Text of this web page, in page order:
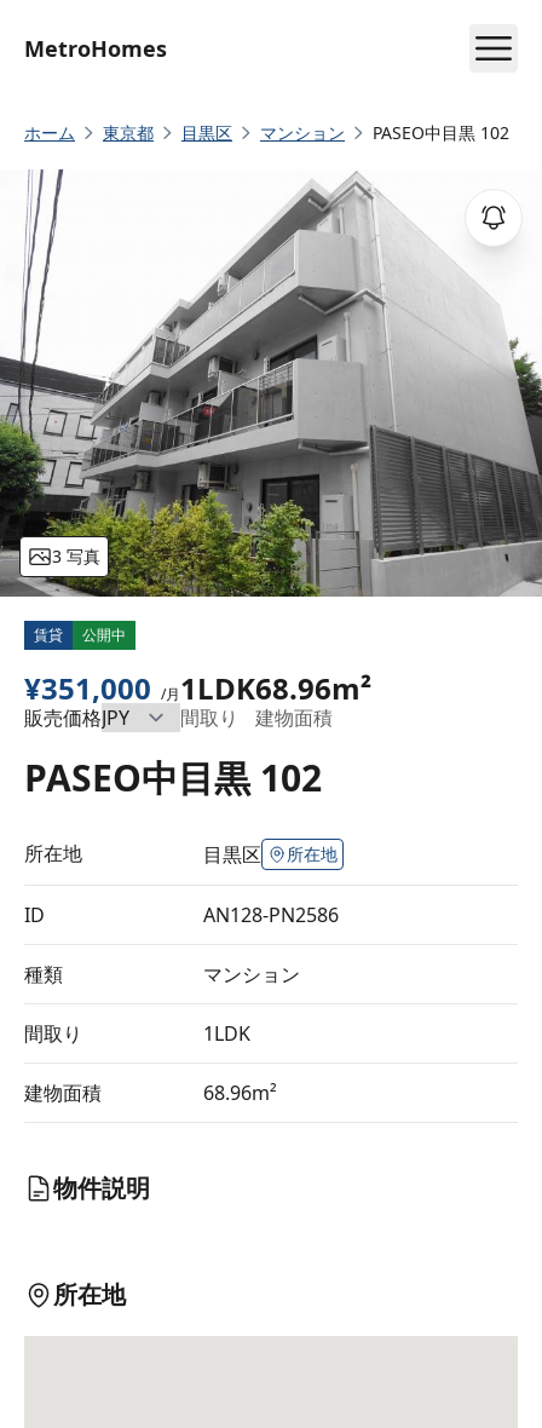
MetroHomes
ホーム 東京都 目黒区 マンション PASEO中目黒 102
3 写真
賃貸 公開中
¥351,000 /月
販売価格
1LDK
間取り
68.96m²
建物面積
PASEO中目黒 102
所在地 目黒区 所在地
ID AN128-PN2586
種類 マンション
間取り 1LDK
建物面積 68.96m²
物件説明
所在地